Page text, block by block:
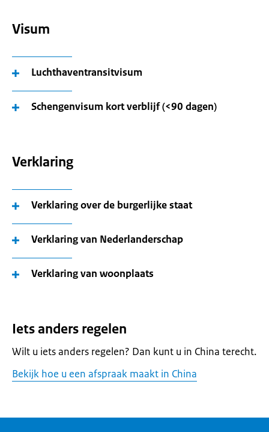
Visum
Luchthaventransitvisum
Schengenvisum kort verblijf (<90 dagen)
Verklaring
Verklaring over de burgerlijke staat
Verklaring van Nederlanderschap
Verklaring van woonplaats
Iets anders regelen
Wilt u iets anders regelen? Dan kunt u in China terecht.
Bekijk hoe u een afspraak maakt in China